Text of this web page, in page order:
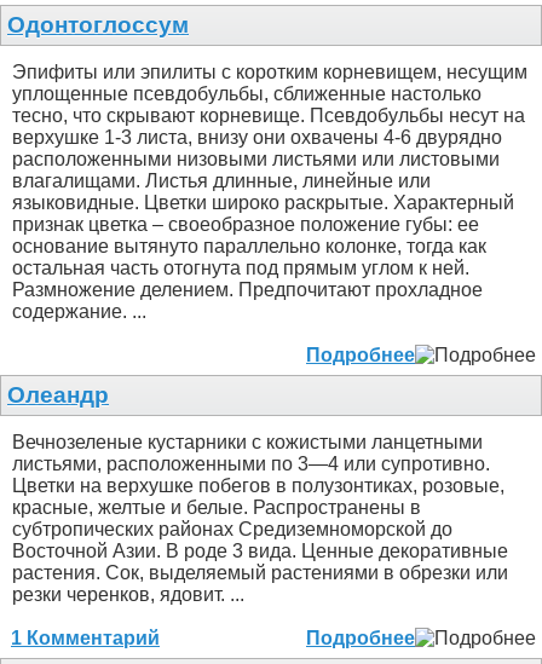
Одонтоглоссум
Эпифиты или эпилиты с коротким корневищем, несущим
уплощенные псевдобульбы, сближенные настолько
тесно, что скрывают корневище. Псевдобульбы несут на
верхушке 1-3 листа, внизу они охвачены 4-6 двурядно
расположенными низовыми листьями или листовыми
влагалищами. Листья длинные, линейные или
языковидные. Цветки широко раскрытые. Характерный
признак цветка – своеобразное положение губы: ее
основание вытянуто параллельно колонке, тогда как
остальная часть отогнута под прямым углом к ней.
Размножение делением. Предпочитают прохладное
содержание. ...
Подробнее
Олеандр
Вечнозеленые кустарники с кожистыми ланцетными
листьями, расположенными по 3—4 или супротивно.
Цветки на верхушке побегов в полузонтиках, розовые,
красные, желтые и белые. Распространены в
субтропических районах Средиземноморской до
Восточной Азии. В роде 3 вида. Ценные декоративные
растения. Сок, выделяемый растениями в обрезки или
резки черенков, ядовит. ...
1 Комментарий Подробнее